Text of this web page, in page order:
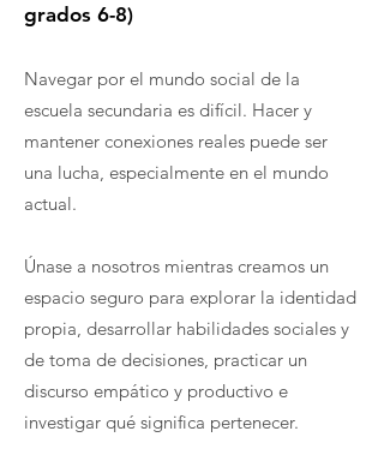
grados 6-8)
Navegar por el mundo social de la
escuela secundaria es difícil. Hacer y
mantener conexiones reales puede ser
una lucha, especialmente en el mundo
actual.
Únase a nosotros mientras creamos un
espacio seguro para explorar la identidad
propia, desarrollar habilidades sociales y
de toma de decisiones, practicar un
discurso empático y productivo e
investigar qué significa pertenecer.